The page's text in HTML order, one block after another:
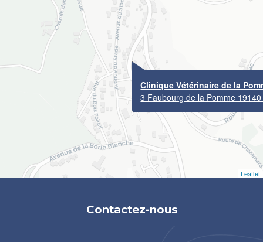
Clinique Vétérinaire de la
3 Faubourg de la Pomme
Leaflet
Contactez-nous